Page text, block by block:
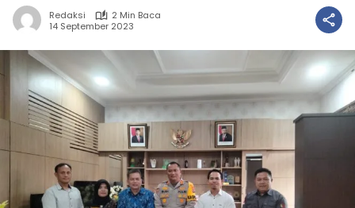
Redaksi
2 Min Baca
14 September 2023